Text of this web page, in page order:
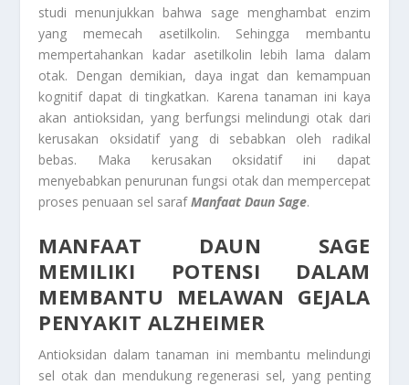
studi menunjukkan bahwa sage menghambat enzim
yang memecah asetilkolin. Sehingga membantu
mempertahankan kadar asetilkolin lebih lama dalam
otak. Dengan demikian, daya ingat dan kemampuan
kognitif dapat di tingkatkan. Karena tanaman ini kaya
akan antioksidan, yang berfungsi melindungi otak dari
kerusakan oksidatif yang di sebabkan oleh radikal
bebas. Maka kerusakan oksidatif ini dapat
menyebabkan penurunan fungsi otak dan mempercepat
proses penuaan sel sarafManfaat Daun Sage.
MANFAAT DAUN SAGE
MEMILIKI POTENSI DALAM
MEMBANTU MELAWAN GEJALA
PENYAKIT ALZHEIMER
Antioksidan dalam tanaman ini membantu melindungi
sel otak dan mendukung regenerasi sel, yang penting